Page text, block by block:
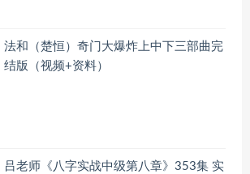
法和（楚恒）奇门大爆炸上中下三部曲完
结版（视频+资料）
吕老师《八字实战中级第八章》353集 实